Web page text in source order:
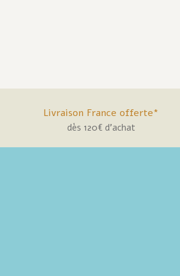
Livraison France offerte*
dès 120€ d'achat